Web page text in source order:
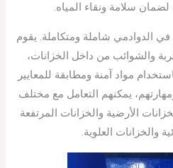
سلامة ونقاء المياه.
الدوادمي شاملة ومتكاملة. يقوم
والشوائب من داخل الخزانات،
مواد آمنة ومطابقة للمعايير
يمكنهم التعامل مع مختلف
الأرضية والخزانات المرتفعة
والخزانات العلوية.